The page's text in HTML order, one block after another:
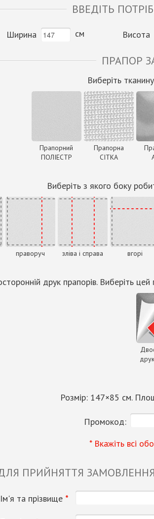
ВВЕДІТЬ
Ширина см Висота
ПРАПОР
Виберіть
Прапорний
ПОЛІЕСТР
Прапорна
СІТКА
Виберіть з якого боку
праворуч зліва і справа вгорі
друк прапорів. Виберіть
Розмір: 147×85 см.
Промокод:
* Вкажіть всі
ПРИЙНЯТТЯ
Ім'я та прізвище *